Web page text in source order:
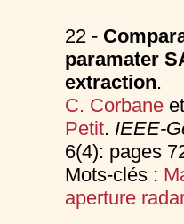
22 -
paramater
extraction.
C. Corbane
Petit. IEEE-
6(4): pages
Mots-clés :
aperture radar